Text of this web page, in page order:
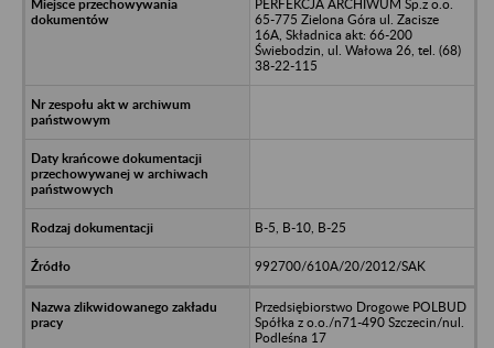
PERFEKCJA ARCHIWUM Sp.z o.o.
65-775 Zielona Góra ul. Zacisze
16A, Składnica akt: 66-200
Świebodzin, ul. Wałowa 26, tel. (68)
38-22-115
B-5, B-10, B-25
992700/610A/20/2012/SAK
Przedsiębiorstwo Drogowe POLBUD
Spółka z o.o./n71-490 Szczecin/nul.
Podleśna 17